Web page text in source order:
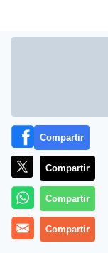
Más información
Compartir
Compartir
Compartir
Compartir